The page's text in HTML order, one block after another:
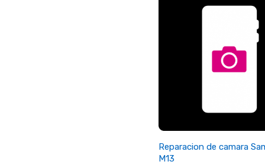
+ Añadir Al Carrito
Reparacion de camara
M13